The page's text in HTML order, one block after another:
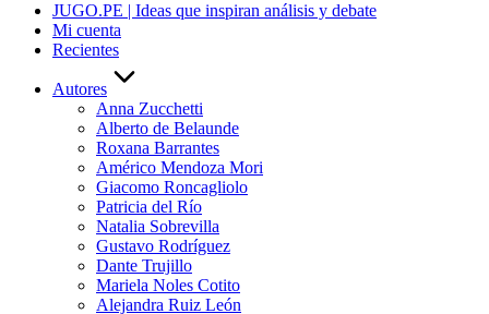
JUGO.PE | Ideas que inspiran análisis y debate
Mi cuenta
Recientes
Autores
Anna Zucchetti
Alberto de Belaunde
Roxana Barrantes
Américo Mendoza Mori
Giacomo Roncagliolo
Patricia del Río
Natalia Sobrevilla
Gustavo Rodríguez
Dante Trujillo
Mariela Noles Cotito
Alejandra Ruiz León